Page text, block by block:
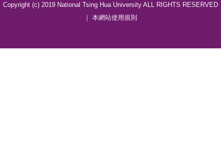
Copyright (c) 2019 National Tsing Hua University ALL RIGHTS RESERVED
｜ 本網站使用規則